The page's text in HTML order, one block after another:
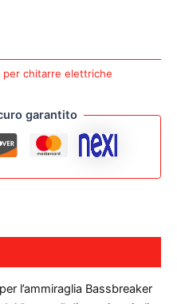
per chitarre elettriche
garantito
l’ammiraglia Bassbreaker